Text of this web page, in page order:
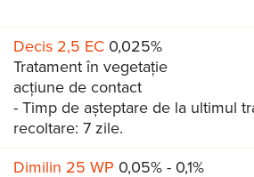
Decis 2,5 EC 0,025%
Tratament în vegetație
acțiune de contact
- Timp de așteptare de la ultimul
recoltare: 7 zile.
Dimilin 25 WP 0,05% - 0,1%